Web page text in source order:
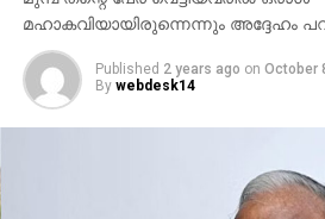
മഹാകവിയായിരുന്നെന്നും അദ്ദേഹം
Published 2 years ago on October
By webdesk14